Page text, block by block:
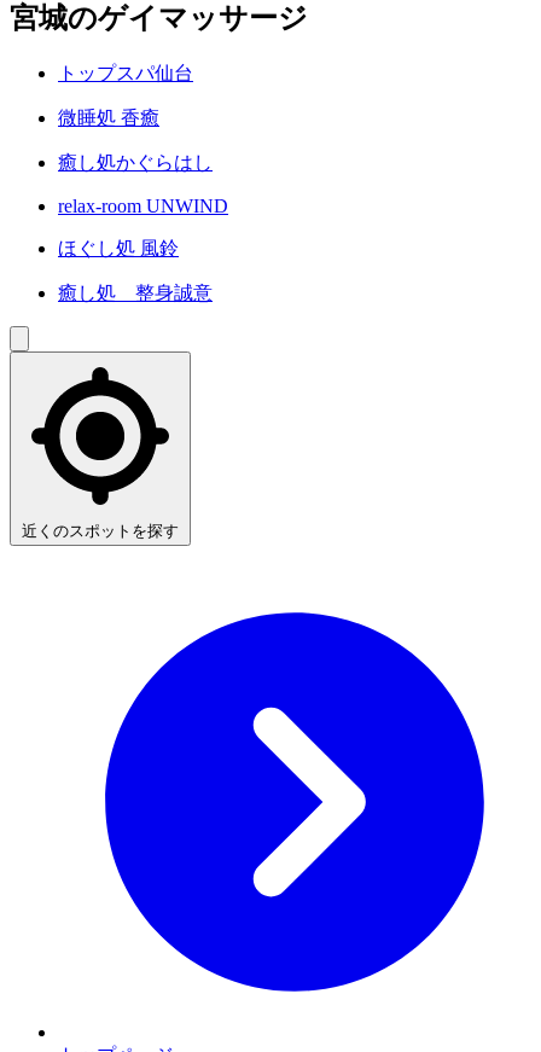
宮城のゲイマッサージ
トップスパ仙台
微睡処 香癒
癒し処かぐらはし
relax-room UNWIND
ほぐし処 風鈴
癒し処 整身誠意
近くのスポットを探す